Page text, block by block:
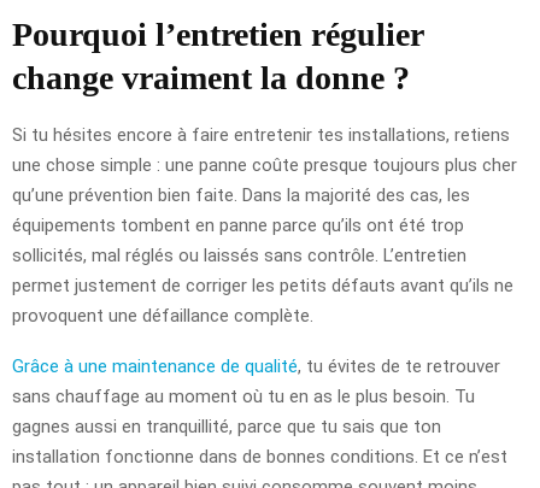
Pourquoi l’entretien régulier
change vraiment la donne ?
Si tu hésites encore à faire entretenir tes installations, retiens
une chose simple : une panne coûte presque toujours plus cher
qu’une prévention bien faite. Dans la majorité des cas, les
équipements tombent en panne parce qu’ils ont été trop
sollicités, mal réglés ou laissés sans contrôle. L’entretien
permet justement de corriger les petits défauts avant qu’ils ne
provoquent une défaillance complète.
Grâce à une maintenance de qualité, tu évites de te retrouver
sans chauffage au moment où tu en as le plus besoin. Tu
gagnes aussi en tranquillité, parce que tu sais que ton
installation fonctionne dans de bonnes conditions. Et ce n’est